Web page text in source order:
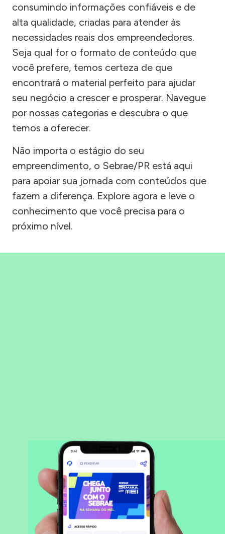
consumindo informações confiáveis e de
alta qualidade, criadas para atender às
necessidades reais dos empreendedores.
Seja qual for o formato de conteúdo que
você prefere, temos certeza de que
encontrará o material perfeito para ajudar
seu negócio a crescer e prosperar. Navegue
por nossas categorias e descubra o que
temos a oferecer.
Não importa o estágio do seu
empreendimento, o Sebrae/PR está aqui
para apoiar sua jornada com conteúdos que
fazem a diferença. Explore agora e leve o
conhecimento que você precisa para o
próximo nível.